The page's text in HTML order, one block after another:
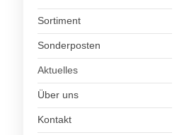
Sortiment
Sonderposten
Aktuelles
Über uns
Kontakt